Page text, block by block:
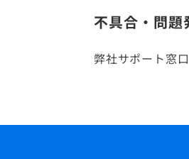
不具合・問題
弊社サポート窓